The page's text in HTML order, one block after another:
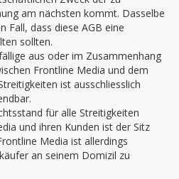
am nächsten kommt. Dasselbe
Fall, dass diese AGB eine
sollten.
aus oder im Zusammenhang
Frontline Media und dem
ist ausschliesslich
für alle Streitigkeiten
und ihren Kunden ist der Sitz
Media ist allerdings
an seinem Domizil zu